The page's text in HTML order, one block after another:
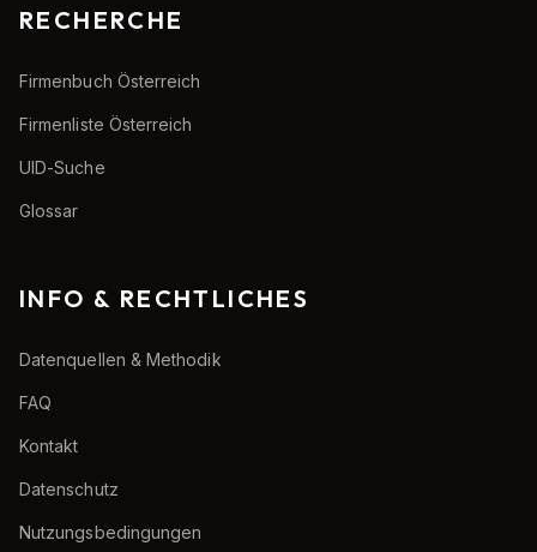
RECHERCHE
Firmenbuch Österreich
Firmenliste Österreich
UID-Suche
Glossar
INFO & RECHTLICHES
Datenquellen & Methodik
FAQ
Kontakt
Datenschutz
Nutzungsbedingungen